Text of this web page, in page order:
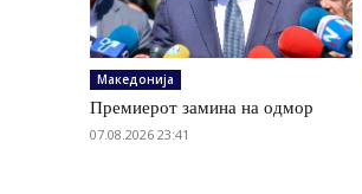
Македонија
Премиерот замина на одмор
07.08.2026 23:41